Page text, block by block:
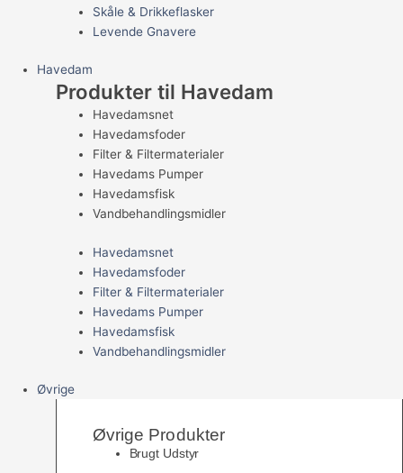
Skåle & Drikkeflasker
Levende Gnavere
Havedam
Produkter til Havedam
Havedamsnet
Havedamsfoder
Filter & Filtermaterialer
Havedams Pumper
Havedamsfisk
Vandbehandlingsmidler
Havedamsnet
Havedamsfoder
Filter & Filtermaterialer
Havedams Pumper
Havedamsfisk
Vandbehandlingsmidler
Øvrige
Øvrige Produkter
Brugt Udstyr